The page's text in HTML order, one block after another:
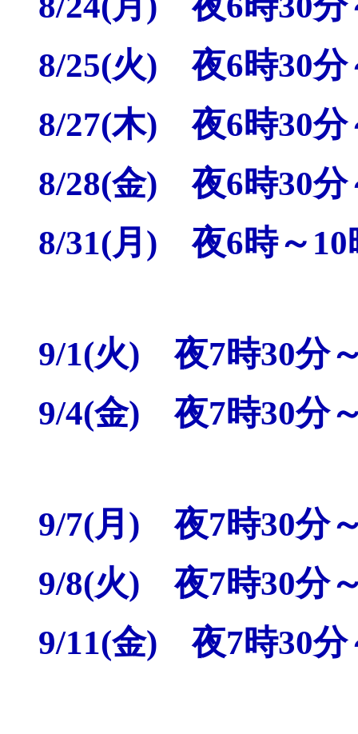
8/25(火) 夜6時30分
8/27(木) 夜6時30分
8/28(金) 夜6時30
8/31(月) 夜6時～
9/1(火) 夜7時30分
9/4(金) 夜7時30分
9/7(月) 夜7時30分
9/8(火) 夜7時30分
9/11(金) 夜7時30分